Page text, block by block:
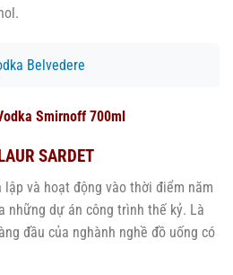
Belvedere
Smirnoff 700ml
SARDET
lập và hoạt động vào thời điểm năm
những dự án công trình thế kỷ. Là
đầu của nghành nghề đồ uống có